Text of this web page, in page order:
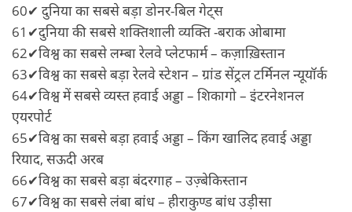
60✔ दुनिया का सबसे बड़ा डोनर-बिल गेट्स
61✔दुनिया की सबसे शक्तिशाली व्यक्ति -बराक ओबामा
62✔विश्व का सबसे लम्बा रेलवे प्लेटफार्म – कज़ाख़िस्तान
63✔विश्व का सबसे बड़ा रेलवे स्टेशन – ग्रांड सेंट्रल टर्मिनल न्यूयॉर्क
64✔विश्व में सबसे व्यस्त हवाई अड्डा – शिकागो – इंटरनेशनल
एयरपोर्ट
65✔विश्व का सबसे बड़ा हवाई अड्डा – किंग खालिद हवाई अड्डा
रियाद, सऊदी अरब
66✔विश्व का सबसे बड़ा बंदरगाह – उज़्बेकिस्तान
67✔विश्व का सबसे लंबा बांध – हीराकुण्ड बांध उड़ीसा